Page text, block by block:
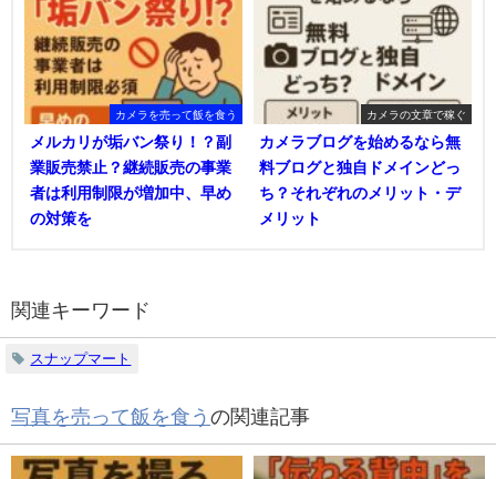
カメラを売って飯を食う
メルカリが垢バン祭り！？副
業販売禁止？継続販売の事業
者は利用制限が増加中、早め
の対策を
カメラの文章で稼ぐ
カメラブログを始めるなら無
料ブログと独自ドメインどっ
ち？それぞれのメリット・デ
メリット
関連キーワード
スナップマート
写真を売って飯を食う の関連記事